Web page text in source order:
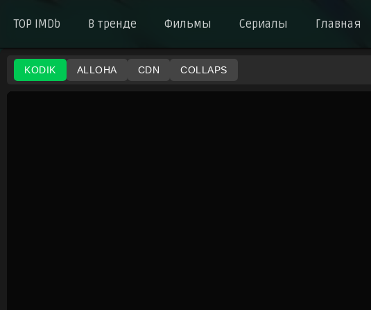
TOP IMDb В тренде Фильмы Сериалы Главная
KODIK ALLOHA CDN COLLAPS